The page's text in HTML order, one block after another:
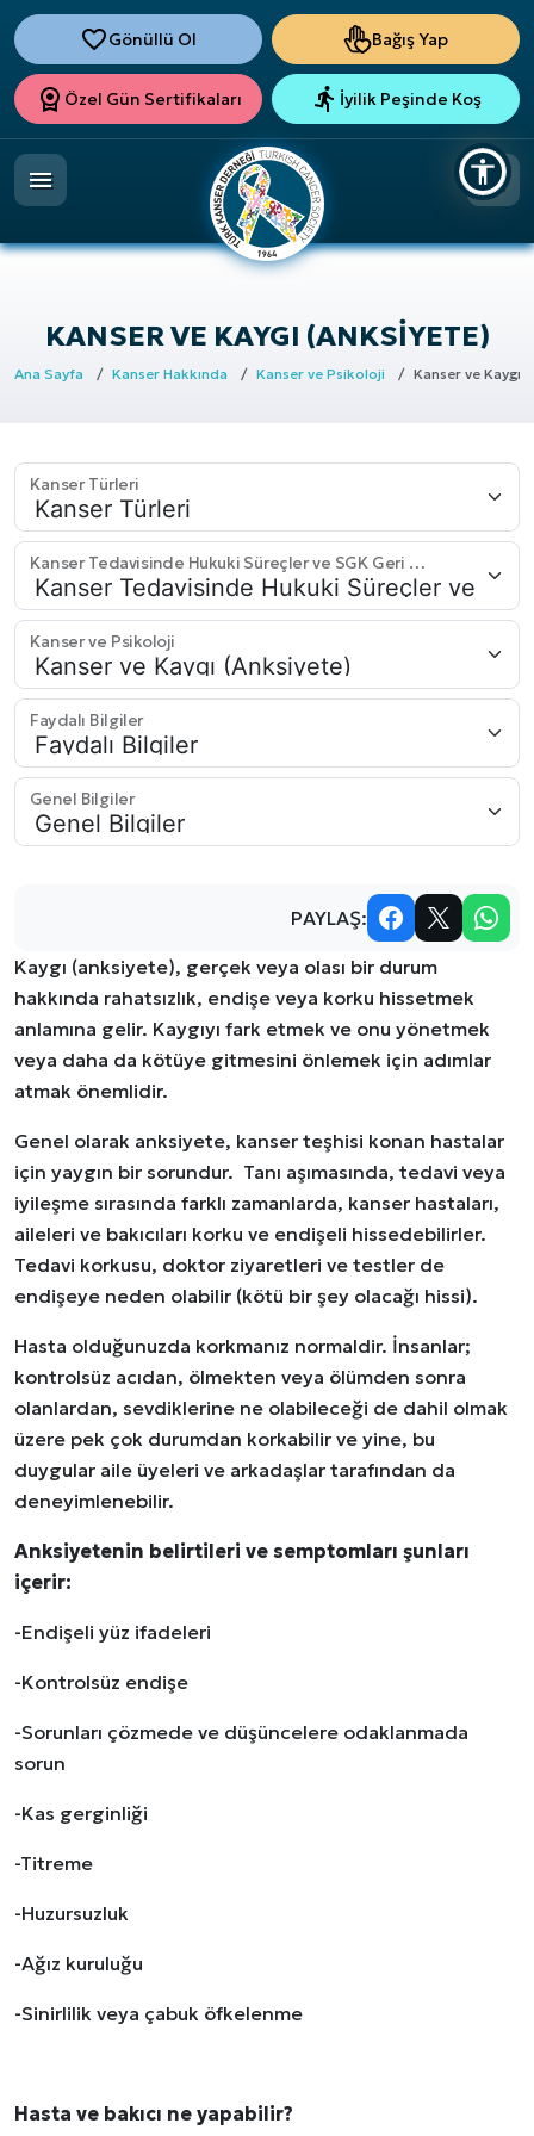
Gönüllü Ol Bağış Yap
Özel Gün Sertifikaları İyilik Peşinde Koş
KANSER VE KAYGI (ANKSIYETE)
Ana Sayfa Kanser Hakkında Kanser ve Psikoloji Kanser ve Kaygı
Kanser Türleri
Kanser Tedavisinde Hukuki Süreçler ve SGK Geri Ödemeleri
Kanser ve Psikoloji
Faydalı Bilgiler
Genel Bilgiler
PAYLAŞ:
Kaygı (anksiyete), gerçek veya olası bir durum
hakkında rahatsızlık, endişe veya korku hissetmek
anlamına gelir. Kaygıyı fark etmek ve onu yönetmek
veya daha da kötüye gitmesini önlemek için adımlar
atmak önemlidir.
Genel olarak anksiyete, kanser teşhisi konan hastalar
için yaygın bir sorundur. Tanı aşımasında, tedavi veya
iyileşme sırasında farklı zamanlarda, kanser hastaları,
aileleri ve bakıcıları korku ve endişeli hissedebilirler.
Tedavi korkusu, doktor ziyaretleri ve testler de
endişeye neden olabilir (kötü bir şey olacağı hissi).
Hasta olduğunuzda korkmanız normaldir. İnsanlar;
kontrolsüz acıdan, ölmekten veya ölümden sonra
olanlardan, sevdiklerine ne olabileceği de dahil olmak
üzere pek çok durumdan korkabilir ve yine, bu
duygular aile üyeleri ve arkadaşlar tarafından da
deneyimlenebilir.
Anksiyetenin belirtileri ve semptomları şunları
içerir:
-Endişeli yüz ifadeleri
-Kontrolsüz endişe
-Sorunları çözmede ve düşüncelere odaklanmada
sorun
-Kas gerginliği
-Titreme
-Huzursuzluk
-Ağız kuruluğu
-Sinirlilik veya çabuk öfkelenme
Hasta ve bakıcı ne yapabilir?